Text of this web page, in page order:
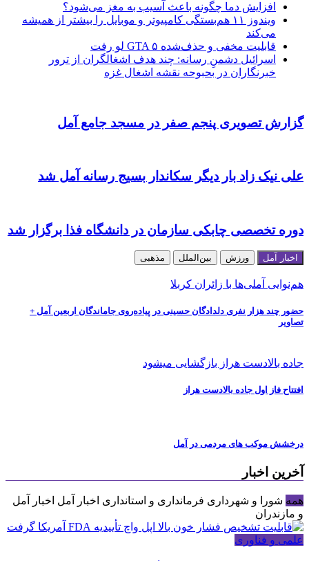
افزایش دما چگونه باعث آسیب به مغز می‌شود؟
ویندوز ۱۱ هم‌بستگی کامپیوتر و موبایل را بیشتر از همیشه
می‌کند
قابلیت مخفی و حذف‌شده GTA ۵ لو رفت
اسرائیل دشمنِ رسانه: چند هدف اشغالگران از ترور
خبرنگاران در بحبوحه نقشه اشغال غزه
گزارش تصویری پنجم صفر در مسجد جامع آمل
علی نیک زاد بار دیگر سکاندار بسیج رسانه آمل شد
دوره تخصصی چابکی سازمان در دانشگاه فذا برگزار شد
اخبار آمل ورزش بین‌الملل مذهبی
هم‌نوایی آملی‌ها با زائران کربلا
حضور چند هزار نفری دلدادگان حسینی در پیاده‌روی جاماندگان اربعین آمل +
تصاویر
جاده بالادست هراز بازگشایی میشود
افتتاح فاز اول جاده بالادست هراز
درخشش موکب های مردمی در آمل
آخرین اخبار
همه شورا و شهرداری فرمانداری و استانداری اخبار آمل اخبار آمل
و مازندران
علمی و فناوری